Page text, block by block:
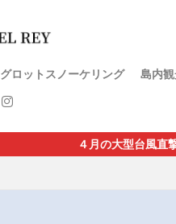
グロットスノーケリング 島内
４月の大型台風直撃で直行便が